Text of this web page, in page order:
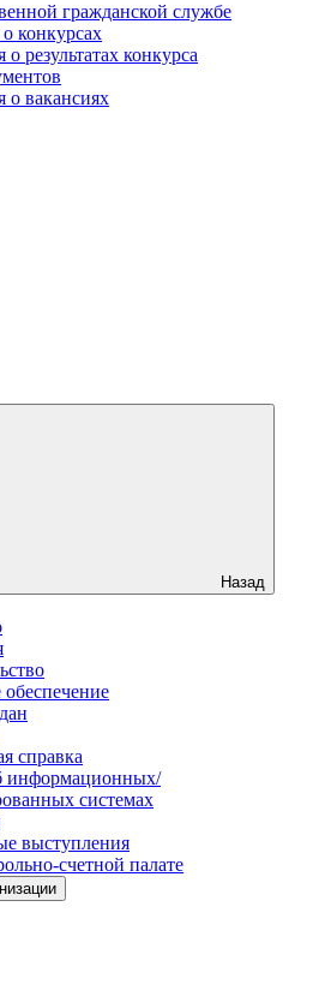
гражданской службе
конкурсах
результатах конкурса
вакансиях
Назад
справка
информационных/
системах
выступления
счетной палате